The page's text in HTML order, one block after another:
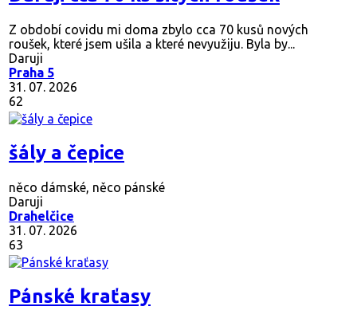
Z období covidu mi doma zbylo cca 70 kusů nových
roušek, které jsem ušila a které nevyužiju. Byla by...
Daruji
Praha 5
31. 07. 2026
62
šály a čepice
něco dámské, něco pánské
Daruji
Drahelčice
31. 07. 2026
63
Pánské kraťasy